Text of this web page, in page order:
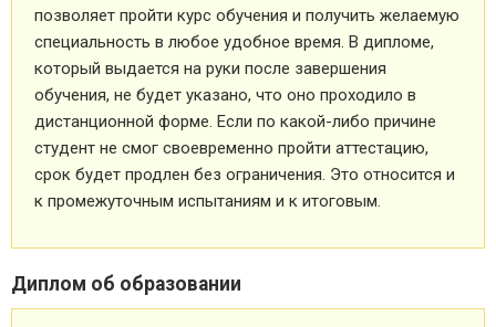
позволяет пройти курс обучения и получить желаемую
специальность в любое удобное время. В дипломе,
который выдается на руки после завершения
обучения, не будет указано, что оно проходило в
дистанционной форме. Если по какой-либо причине
студент не смог своевременно пройти аттестацию,
срок будет продлен без ограничения. Это относится и
к промежуточным испытаниям и к итоговым.
Диплом об образовании